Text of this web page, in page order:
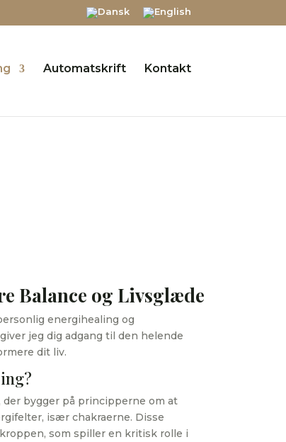
Automatskrift Kontakt
Balance og Livsglæde
energihealing og
jeg dig adgang til den helende
dit liv.
bygger på principperne om at
især chakraerne. Disse
som spiller en kritisk rolle i